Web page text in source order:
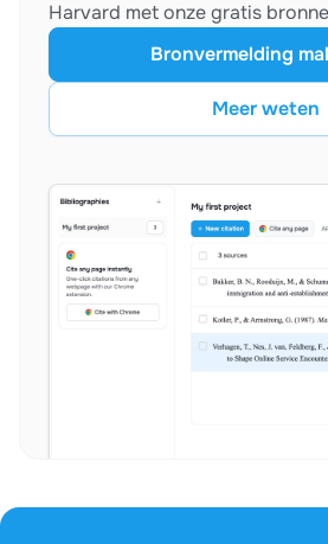
Harvard met onze gratis
Meer weten
Bronvermelding